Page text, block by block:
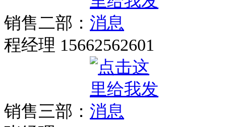
销售二部：
程经理 15662562601
销售三部：